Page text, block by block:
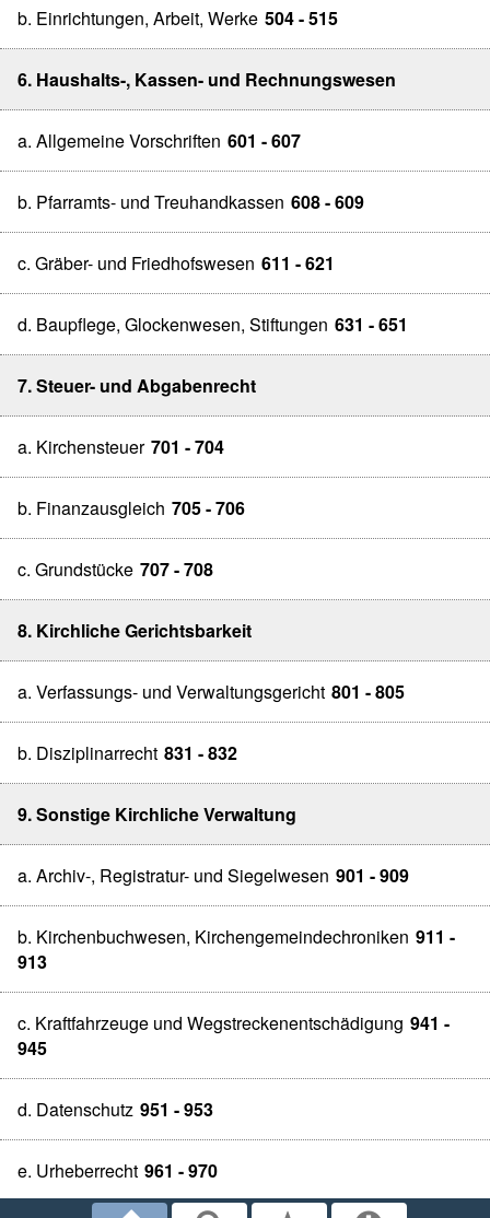
b. Einrichtungen, Arbeit, Werke 504 - 515
6. Haushalts-, Kassen- und Rechnungswesen
a. Allgemeine Vorschriften 601 - 607
b. Pfarramts- und Treuhandkassen 608 - 609
c. Gräber- und Friedhofswesen 611 - 621
d. Baupflege, Glockenwesen, Stiftungen 631 - 651
7. Steuer- und Abgabenrecht
a. Kirchensteuer 701 - 704
b. Finanzausgleich 705 - 706
c. Grundstücke 707 - 708
8. Kirchliche Gerichtsbarkeit
a. Verfassungs- und Verwaltungsgericht 801 - 805
b. Disziplinarrecht 831 - 832
9. Sonstige Kirchliche Verwaltung
a. Archiv-, Registratur- und Siegelwesen 901 - 909
b. Kirchenbuchwesen, Kirchengemeindechroniken 911 -
913
c. Kraftfahrzeuge und Wegstreckenentschädigung 941 -
945
d. Datenschutz 951 - 953
e. Urheberrecht 961 - 970